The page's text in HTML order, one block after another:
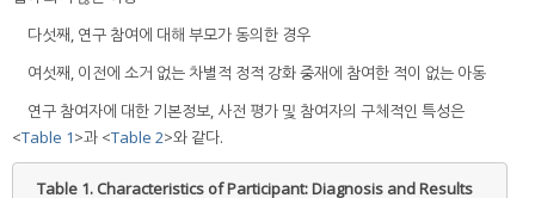
다섯째, 연구 참여에 대해 부모가 동의한 경우
여섯째, 이전에 소거 없는 차별적 정적 강화 중재에 참여한 적이 없는 아동
연구 참여자에 대한 기본정보, 사전 평가 및 참여자의 구체적인 특성은
<Table 1>과 <Table 2>와 같다.
Table 1. Characteristics of Participant: Diagnosis and Results